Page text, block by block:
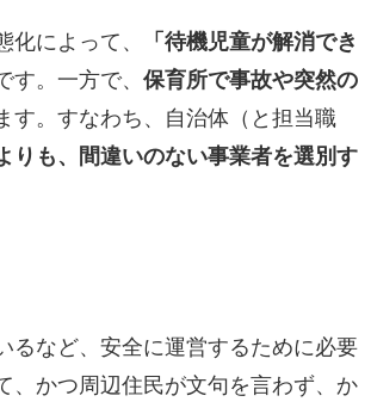
によって、
「待機児童が解消でき
す。一方で、 保育所で事故や突然の
す。すなわち、自治体（と担当職
りも、間違いのない事業者を選別す
るなど、安全に運営するために必要
、かつ周辺住民が文句を言わず、か